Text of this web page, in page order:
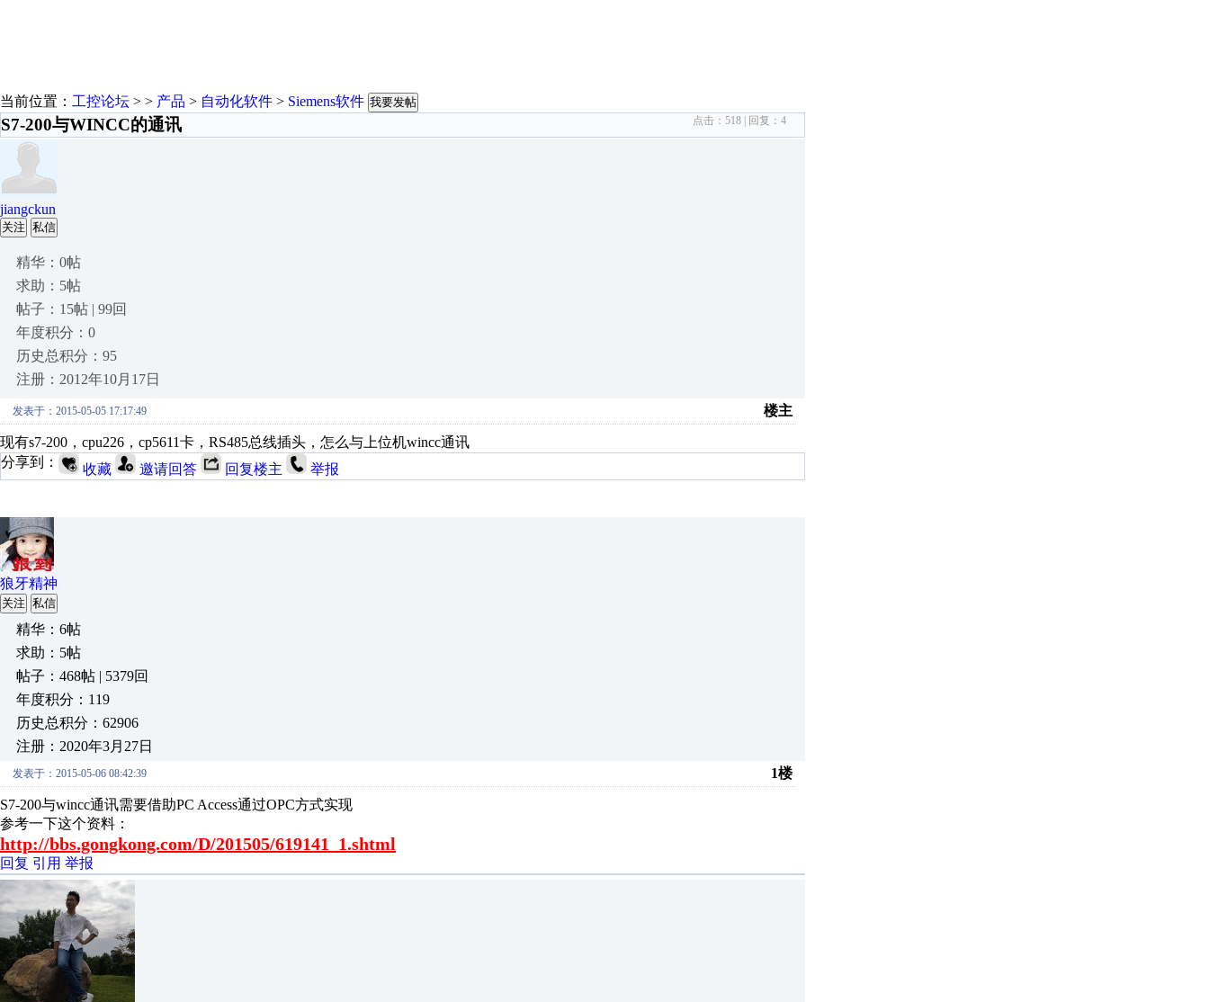
当前位置： 工控论坛 > > 产品 > 自动化软件 > Siemens软件 我要发帖
S7-200与WINCC的通讯 点击： 518 | 回复： 4
jiangckun
关注 私信
精华：0帖
求助：5帖
帖子：15帖 | 99回
年度积分：0
历史总积分：95
注册：2012年10月17日
发表于：2015-05-05 17:17:49 楼主
现有s7-200，cpu226，cp5611卡，RS485总线插头，怎么与上位机wincc通讯
分享到：
收藏 邀请回答 回复楼主 举报
狼牙精神
关注 私信
精华：6帖
求助：5帖
帖子：468帖 | 5379回
年度积分：119
历史总积分：62906
注册：2020年3月27日
发表于：2015-05-06 08:42:39 1楼
S7-200与wincc通讯需要借助PC Access通过OPC方式实现
参考一下这个资料：
http://bbs.gongkong.com/D/201505/619141_1.shtml
回复 引用 举报